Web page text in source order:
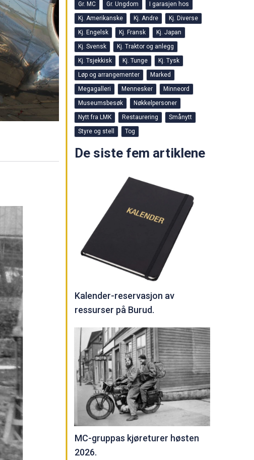
Gr. MC
Gr. Ungdom
I garasjen hos
Kj. Amerikanske
Kj. Andre
Kj. Diverse
Kj. Engelsk
Kj. Fransk
Kj. Japan
Kj. Svensk
Kj. Traktor og anlegg
Kj. Tsjekkisk
Kj. Tunge
Kj. Tysk
Løp og arrangementer
Marked
Megagalleri
Mennesker
Minneord
Museumsbesøk
Nøkkelpersoner
Nytt fra LMK
Restaurering
Smånytt
Styre og stell
Tog
De siste fem artiklene
Kalender-reservasjon av
ressurser på Burud.
MC-gruppas kjøreturer høsten
2026.